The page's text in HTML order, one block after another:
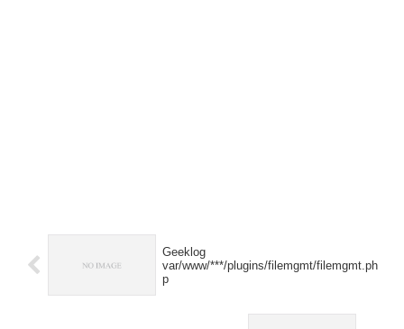
Geeklog
var/www/***/plugins/filemgmt/filemgmt.ph
p